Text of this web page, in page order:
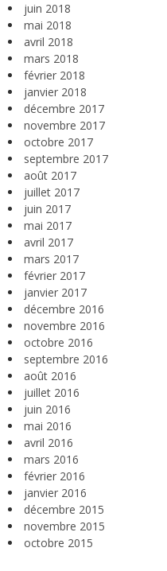
juin 2018
mai 2018
avril 2018
mars 2018
février 2018
janvier 2018
décembre 2017
novembre 2017
octobre 2017
septembre 2017
août 2017
juillet 2017
juin 2017
mai 2017
avril 2017
mars 2017
février 2017
janvier 2017
décembre 2016
novembre 2016
octobre 2016
septembre 2016
août 2016
juillet 2016
juin 2016
mai 2016
avril 2016
mars 2016
février 2016
janvier 2016
décembre 2015
novembre 2015
octobre 2015